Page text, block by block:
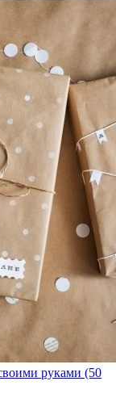
руками (50